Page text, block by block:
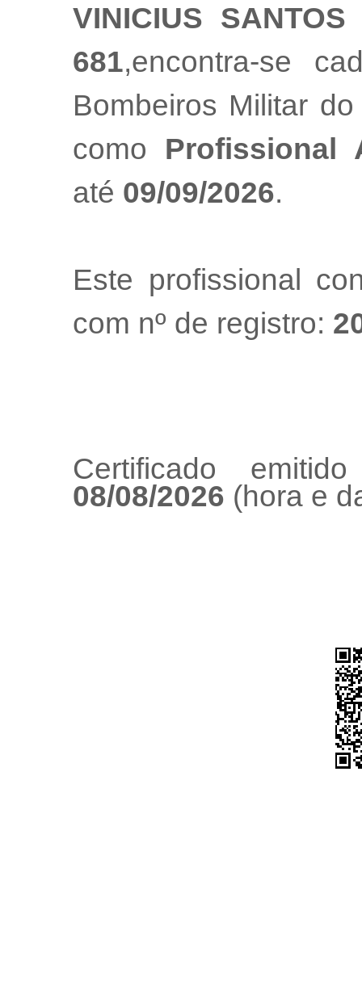
VINICIUS
681,encontra-se
Bombeiros Militar
como Profissional
até 09/09/2026.
Este profissional
com nº de registro:
Certificado
08/08/2026 (hora e